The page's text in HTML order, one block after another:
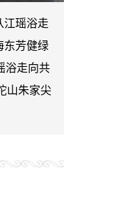
江瑶浴走
芳健绿
浴走向共
山朱家尖